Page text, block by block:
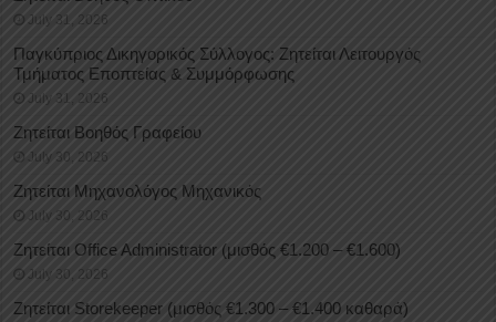
July 31, 2026
Παγκύπριος Δικηγορικός Σύλλογος: Ζητείται Λειτουργός
Τμήματος Εποπτείας & Συμμόρφωσης
July 31, 2026
Ζητείται Βοηθός Γραφείου
July 30, 2026
Ζητείται Μηχανολόγος Μηχανικός
July 30, 2026
Ζητείται Office Administrator (μισθός €1.200 – €1.600)
July 30, 2026
Ζητείται Storekeeper (μισθός €1.300 – €1.400 καθαρά)